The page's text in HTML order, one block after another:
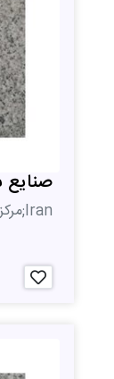
Iran;مرکزی;دلیجان